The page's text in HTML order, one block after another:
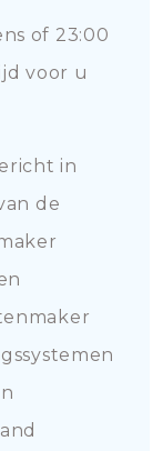
of 23:00
voor u
in
de